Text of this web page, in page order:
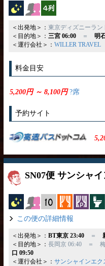
夜行バス女性安心
＜出発地＞： 東京ディズニーラ
＜目的地＞： 三宮 06:00＝ 明
＜運行会社＞： WILLER TRAVEL
料金目安
5,200円 ～ 8,100円?席
予約サイト
SN07便 サンシャ
夜行バス女性安心縦10列カーテン
パ
この便の詳細情報
＜出発地＞： BT東京 23:40＝
＜目的地＞： 長岡京 06:40 ＝
口 09:50
＜運行会社＞： サンシャインエク